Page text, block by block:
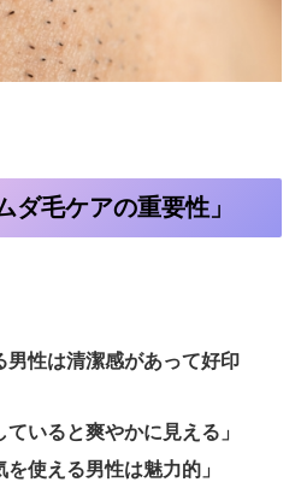
ダ毛ケアの重要性」
男性は清潔感があって好印
ていると爽やかに見える」
を使える男性は魅力的」